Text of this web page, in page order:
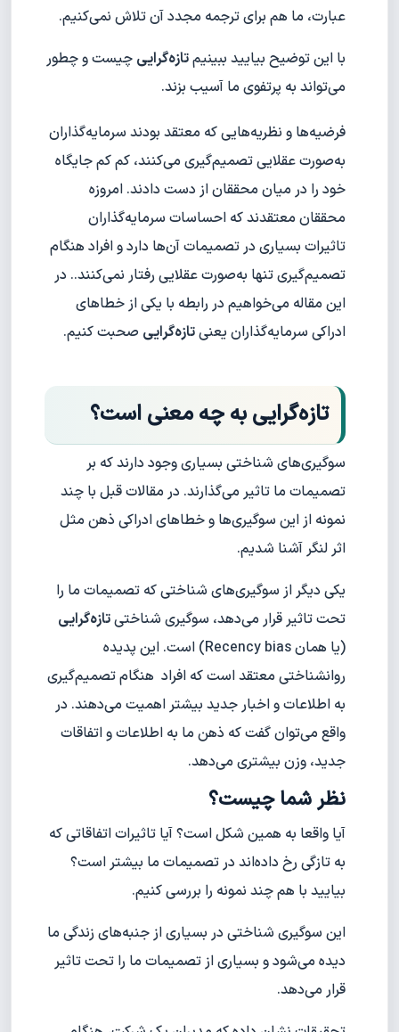
عبارت، ما هم برای ترجمه مجدد آن تلاش نمی‌کنیم.
با این توضیح بیایید ببینیمتازه‌گرایی چیست و چطور
می‌تواند به پرتفوی ما آسیب بزند.
فرضیه‌ها و نظریه‌هایی که معتقد بودند سرمایه‌گذاران
به‌صورت عقلایی تصمیم‌گیری می‌کنند، کم کم جایگاه
خود را در میان محققان از دست دادند. امروزه
محققان معتقدند که احساسات سرمایه‌گذاران
تاثیرات بسیاری در تصمیمات آن‌ها دارد و افراد هنگام
تصمیم‌گیری تنها به‌صورت عقلایی رفتار نمی‌کنند.. در
این مقاله می‌خواهیم در رابطه با یکی از خطاهای
ادراکی سرمایه‌گذاران یعنیتازه‌گرایی صحبت کنیم.
تازه‌گرایی به چه معنی است؟
سوگیری‌های شناختی بسیاری وجود دارند که بر
تصمیمات ما تاثیر می‌گذارند. در مقالات قبل با چند
نمونه از این سوگیری‌ها و خطاهای ادراکی ذهن مثل
اثر لنگر آشنا شدیم.
یکی دیگر از سوگیری‌های شناختی که تصمیمات ما را
تحت تاثیر قرار می‌دهد، سوگیری شناختیتازه‌گرایی
(یا همان Recency bias) است. این پدیده
روانشناختی معتقد است که افراد هنگام تصمیم‌گیری
به اطلاعات و اخبار جدید بیشتر اهمیت می‌دهند. در
واقع می‌توان گفت که ذهن ما به اطلاعات و اتفاقات
جدید، وزن بیشتری می‌دهد.
نظر شما چیست؟
آیا واقعا به همین شکل است؟ آیا تاثیرات اتفاقاتی که
به تازگی رخ داده‌اند در تصمیمات ما بیشتر است؟
بیایید با هم چند نمونه را بررسی کنیم.
این سوگیری شناختی در بسیاری از جنبه‌های زندگی ما
دیده می‌شود و بسیاری از تصمیمات ما را تحت تاثیر
قرار می‌دهد.